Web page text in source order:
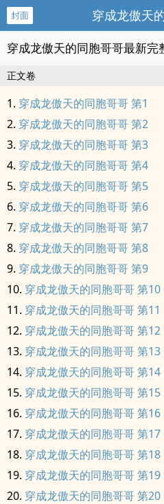
封面 穿成龙傲天
穿成龙傲天的同胞哥哥最新完
正文卷
穿成龙傲天的同胞哥哥 第1
穿成龙傲天的同胞哥哥 第2
穿成龙傲天的同胞哥哥 第3
穿成龙傲天的同胞哥哥 第4
穿成龙傲天的同胞哥哥 第5
穿成龙傲天的同胞哥哥 第6
穿成龙傲天的同胞哥哥 第7
穿成龙傲天的同胞哥哥 第8
穿成龙傲天的同胞哥哥 第9
穿成龙傲天的同胞哥哥 第10
穿成龙傲天的同胞哥哥 第11
穿成龙傲天的同胞哥哥 第12
穿成龙傲天的同胞哥哥 第13
穿成龙傲天的同胞哥哥 第14
穿成龙傲天的同胞哥哥 第15
穿成龙傲天的同胞哥哥 第16
穿成龙傲天的同胞哥哥 第17
穿成龙傲天的同胞哥哥 第18
穿成龙傲天的同胞哥哥 第19
穿成龙傲天的同胞哥哥 第20